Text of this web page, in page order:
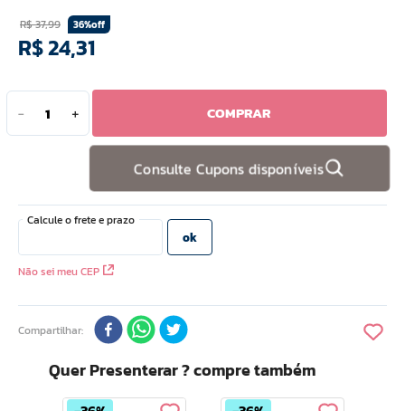
R$37,99 36%off
R$24,31
＋
－ COMPRAR
Consulte Cupons disponíveis
Não sei meu CEP
Compartilhar
Quer Presenterar ? compre também
7º
creme
8
batom
9º
camiseta
10º doce infancia